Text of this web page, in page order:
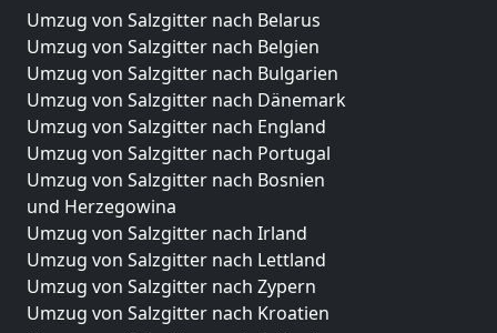
Umzug von Salzgitter nach Belarus
Umzug von Salzgitter nach Belgien
Umzug von Salzgitter nach Bulgarien
Umzug von Salzgitter nach Dänemark
Umzug von Salzgitter nach England
Umzug von Salzgitter nach Portugal
Umzug von Salzgitter nach Bosnien
und Herzegowina
Umzug von Salzgitter nach Irland
Umzug von Salzgitter nach Lettland
Umzug von Salzgitter nach Zypern
Umzug von Salzgitter nach Kroatien